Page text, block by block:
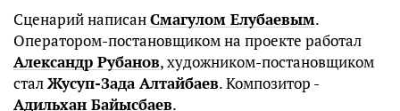
Сценарий написанСмагулом Елубаевым.
Оператором-постановщиком на проекте работал
Александр Рубанов, художником-постановщиком
сталЖусуп-Зада Алтайбаев. Композитор -
Адильхан Байысбаев.